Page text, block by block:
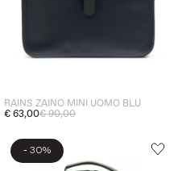
RAINS ZAINO MINI UOMO BLU
€ 63,00€ 90,00
- 30%